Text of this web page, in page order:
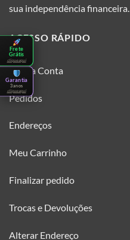
sua independência financeira.
ACESSO RÁPIDO
Minha Conta
Pedidos
Endereços
Meu Carrinho
Finalizar pedido
Trocas e Devoluções
Alterar Endereço
Frete
Grátis
clique aqui
Garantia
3 anos
clique aqui